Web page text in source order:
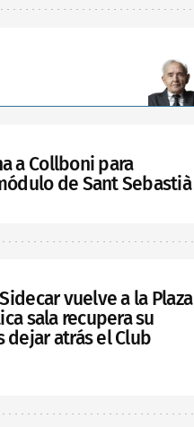
a Collboni para
de Sant Sebastià
vuelve a la Plaza
sala recupera su
dejar atrás el Club